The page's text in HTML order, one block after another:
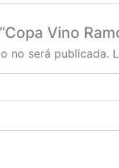
Vino
no será publicada.